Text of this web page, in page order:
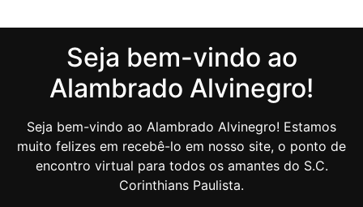
Seja bem-vindo ao
Alambrado Alvinegro!
Seja bem-vindo ao Alambrado Alvinegro! Estamos
muito felizes em recebê-lo em nosso site, o ponto de
encontro virtual para todos os amantes do S.C.
Corinthians Paulista.